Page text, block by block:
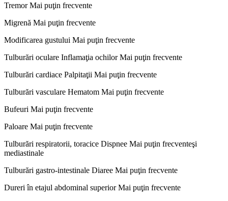
Tremor Mai puţin frecvente
Migrenă Mai puţin frecvente
Modificarea gustului Mai puţin frecvente
Tulburări oculare Inflamaţia ochilor Mai puţin frecvente
Tulburări cardiace Palpitaţii Mai puţin frecvente
Tulburări vasculare Hematom Mai puţin frecvente
Bufeuri Mai puţin frecvente
Paloare Mai puţin frecvente
Tulburări respiratorii, toracice Dispnee Mai puţin frecventeşi
mediastinale
Tulburări gastro-intestinale Diaree Mai puţin frecvente
Dureri în etajul abdominal superior Mai puţin frecvente